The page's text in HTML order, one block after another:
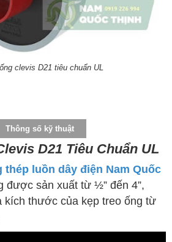
clevis D21 tiêu chuẩn UL
Thông số kỹ thuật
D21 Tiêu Chuẩn UL
thép luồn dây điện Nam Quốc
được sản xuất từ ½” đến 4”,
thước của kẹp treo ống từ